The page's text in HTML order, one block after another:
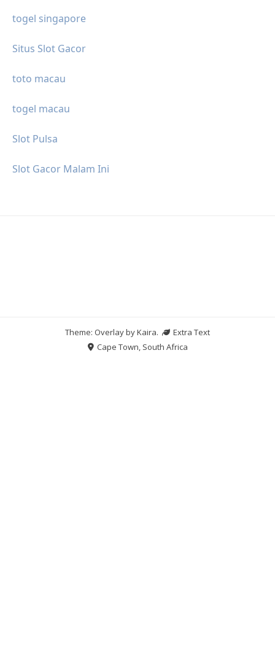
togel singapore
Situs Slot Gacor
toto macau
togel macau
Slot Pulsa
Slot Gacor Malam Ini
Theme: Overlay byKaira.
Extra Text
Cape Town, South Africa